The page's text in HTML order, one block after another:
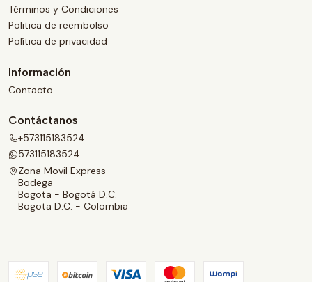
Términos y Condiciones
Politica de reembolso
Política de privacidad
Información
Contacto
Contáctanos
+573115183524
573115183524
Zona Movil Express
Bodega
Bogota - Bogotá D.C.
Bogota D.C. - Colombia